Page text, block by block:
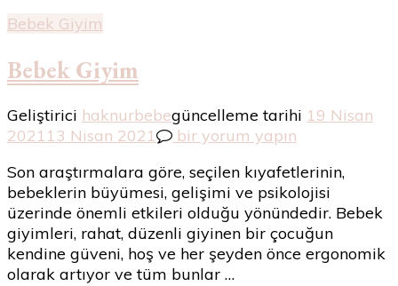
Bebek Giyim
Bebek Giyim
Geliştirici haknurbebegüncelleme tarihi 19 Nisan
202113 Nisan 2021
Bebek
için
bir yorum yapın
Son araştırmalara göre, seçilen kıyafetlerinin,
bebeklerin büyümesi, gelişimi ve psikolojisi
üzerinde önemli etkileri olduğu yönündedir. Bebek
giyimleri, rahat, düzenli giyinen bir çocuğun
kendine güveni, hoş ve her şeyden önce ergonomik
olarak artıyor ve tüm bunlar …